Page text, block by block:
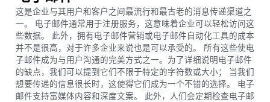
这是企业与其用户和客户之间最流行和最古老的消息传递渠道之
一。 电子邮件通常用于注册服务，这意味着企业可以轻松访问这
些数据。 此外，拥有电子邮件营销或电子邮件自动化工具的成本
并不是很高，对于许多企业来说也是可以承受的。 所有这些使电
子邮件成为与用户沟通的完美方式之一。为了详细说明电子邮件
的缺点，我们可以提到它们不限于特定的字符数或大小； 当我们
想要传递的信息很长时，这使得它们成为一个不错的选择。 电子
邮件支持富媒体内容和深度文案。 此外，人们会定期检查电子邮